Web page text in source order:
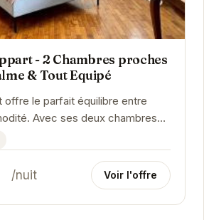
- 2 Chambres proches
& Tout Equipé
offre le parfait équilibre entre
Avec ses deux chambres
accueillir jusqu'à quatre...
/nuit Voir l'offre